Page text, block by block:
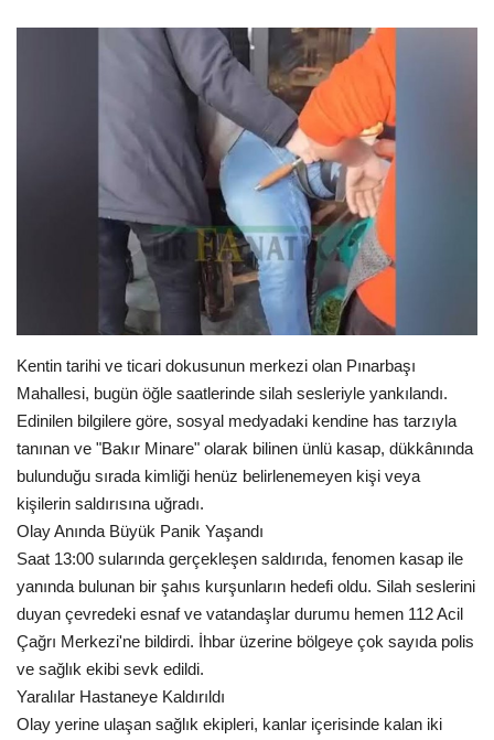
Gündem
Künye
Sağlık
İletişim
Kültür Sanat
Kentin tarihi ve ticari dokusunun merkezi olan Pınarbaşı
Mahallesi, bugün öğle saatlerinde silah sesleriyle yankılandı.
Edinilen bilgilere göre, sosyal medyadaki kendine has tarzıyla
tanınan ve "Bakır Minare" olarak bilinen ünlü kasap, dükkânında
bulunduğu sırada kimliği henüz belirlenemeyen kişi veya
kişilerin saldırısına uğradı.
Olay Anında Büyük Panik Yaşandı
Saat 13:00 sularında gerçekleşen saldırıda, fenomen kasap ile
yanında bulunan bir şahıs kurşunların hedefi oldu. Silah seslerini
duyan çevredeki esnaf ve vatandaşlar durumu hemen 112 Acil
Çağrı Merkezi'ne bildirdi. İhbar üzerine bölgeye çok sayıda polis
ve sağlık ekibi sevk edildi.
Yaralılar Hastaneye Kaldırıldı
Olay yerine ulaşan sağlık ekipleri, kanlar içerisinde kalan iki